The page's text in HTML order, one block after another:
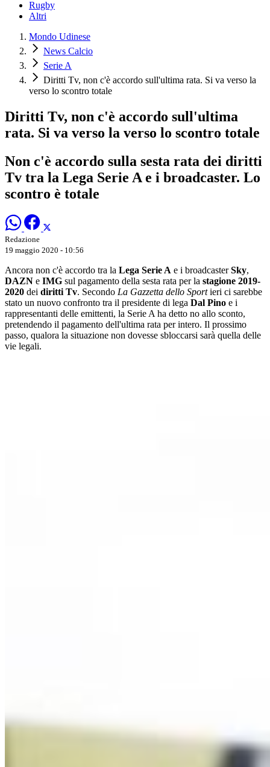
Rugby
Altri
Mondo Udinese
News Calcio
Serie A
Diritti Tv, non c'è accordo sull'ultima rata. Si va verso la
verso lo scontro totale
Diritti Tv, non c'è accordo sull'ultima
rata. Si va verso la verso lo scontro totale
Non c'è accordo sulla sesta rata dei diritti
Tv tra la Lega Serie A e i broadcaster. Lo
scontro è totale
Redazione
19 maggio 2020 - 10:56
Ancora non c'è accordo tra la Lega Serie A e i broadcasterSky,
DAZN e IMG sul pagamento della sesta rata per la stagione 2019-
2020 dei diritti Tv. Secondo La Gazzetta dello Sportieri ci sarebbe
stato un nuovo confronto tra il presidente di lega Dal Pino e i
rappresentanti delle emittenti, la Serie A ha detto no allo sconto,
pretendendo il pagamento dell'ultima rata per intero. Il prossimo
passo, qualora la situazione non dovesse sbloccarsi sarà quella delle
vie legali.